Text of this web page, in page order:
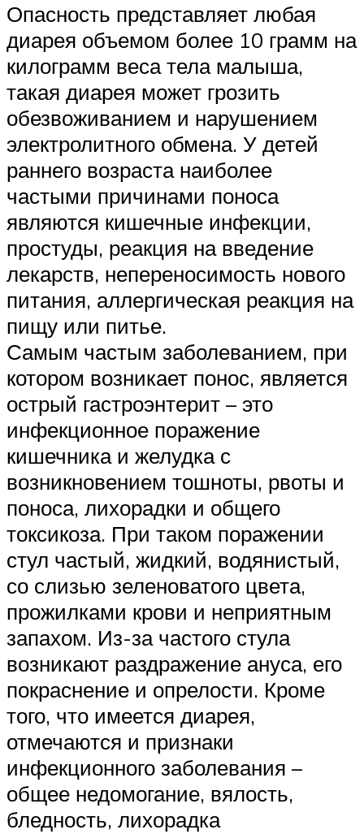
Опасность представляет любая
диарея объемом более 10 грамм на
килограмм веса тела малыша,
такая диарея может грозить
обезвоживанием и нарушением
электролитного обмена. У детей
раннего возраста наиболее
частыми причинами поноса
являются кишечные инфекции,
простуды, реакция на введение
лекарств, непереносимость нового
питания, аллергическая реакция на
пищу или питье.
Самым частым заболеванием, при
котором возникает понос, является
острый гастроэнтерит – это
инфекционное поражение
кишечника и желудка с
возникновением тошноты, рвоты и
поноса, лихорадки и общего
токсикоза. При таком поражении
стул частый, жидкий, водянистый,
со слизью зеленоватого цвета,
прожилками крови и неприятным
запахом. Из-за частого стула
возникают раздражение ануса, его
покраснение и опрелости. Кроме
того, что имеется диарея,
отмечаются и признаки
инфекционного заболевания –
общее недомогание, вялость,
бледность, лихорадка